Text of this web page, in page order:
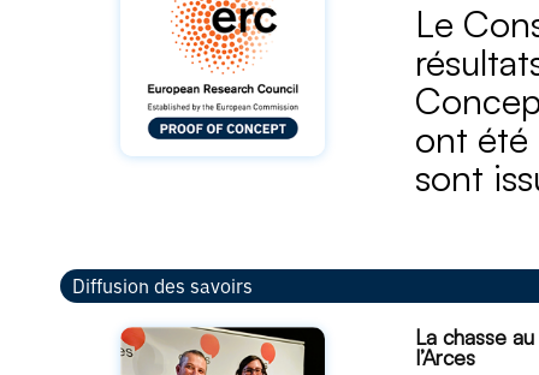
Le
ont été
sont
Diffusion des savoirs
La chasse
l’Arces